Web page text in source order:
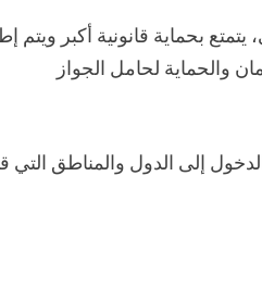
بحماية قانونية أكبر ويتم
والحماية لحامل الجواز
إلى الدول والمناطق التي